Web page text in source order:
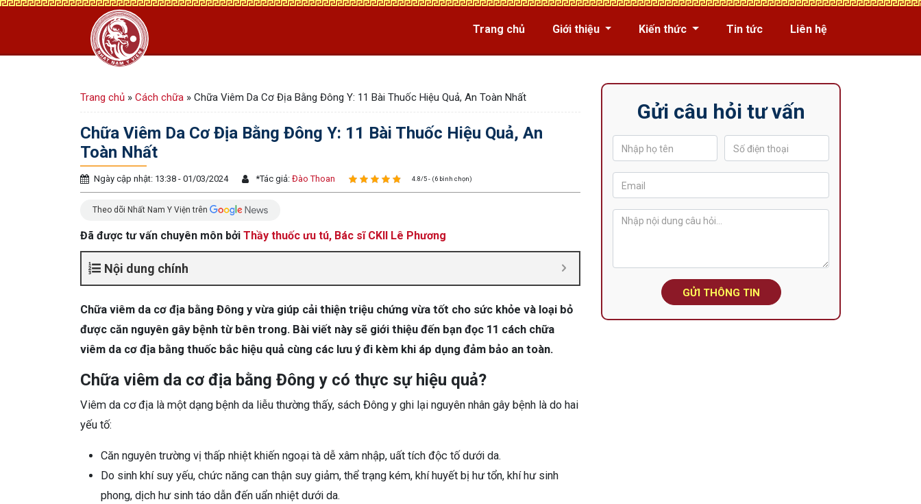
Trang chủ Giới thiệu Kiến thức Tin tức Liên hệ
Trang chủ » Cách chữa » Chữa Viêm Da Cơ Địa Bằng Đông Y: 11 Bài Thuốc Hiệu Quả, An Toàn Nhất
Chữa Viêm Da Cơ Địa Bằng Đông Y: 11 Bài Thuốc Hiệu Quả, An
Toàn Nhất
Ngày cập nhật: 13:38 - 01/03/2024 *Tác giả: Đào Thoan 4.8/5 - (6 bình chọn)
Theo dõi Nhất Nam Y Viện trên
Đã được tư vấn chuyên môn bởi Thầy thuốc ưu tú, Bác sĩ CKII Lê Phương
Nội dung chính
Chữa viêm da cơ địa bằng Đông y vừa giúp cải thiện triệu chứng vừa tốt cho sức khỏe và loại bỏ
được căn nguyên gây bệnh từ bên trong. Bài viết này sẽ giới thiệu đến bạn đọc 11 cách chữa
viêm da cơ địa bằng thuốc bắc hiệu quả cùng các lưu ý đi kèm khi áp dụng đảm bảo an toàn.
Chữa viêm da cơ địa bằng Đông y có thực sự hiệu quả?
Viêm da cơ địa là một dạng bệnh da liễu thường thấy, sách Đông y ghi lại nguyên nhân gây bệnh là do hai
yếu tố:
Căn nguyên trường vị thấp nhiệt khiến ngoại tà dễ xâm nhập, uất tích độc tố dưới da.
Do sinh khí suy yếu, chức năng can thận suy giảm, thể trạng kém, khí huyết bị hư tổn, khí hư sinh
phong, dịch hư sinh táo dẫn đến uẩn nhiệt dưới da.
Gửi câu hỏi tư vấn
GỬI THÔNG TIN